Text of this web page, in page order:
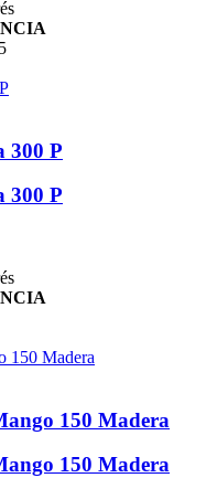
300 P
300 P
150 Madera
150 Madera